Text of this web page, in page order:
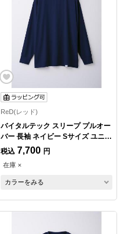
ReD(レッド)
バイタルテック スリープ プルオー
バー 長袖 ネイビー Sサイズ ユニセ
ックス
税込 7,700 円
在庫 ×
カラーをみる